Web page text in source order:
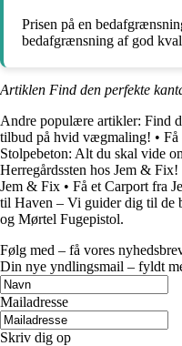
Prisen på en
bedafgrænsning af god
Artiklen Find den perfekte
Andre populære artikler: Find
tilbud på hvid vægmaling! • Få
Stolpebeton: Alt du skal vide
Herregårdssten hos Jem & Fix!
Jem & Fix • Få et Carport fra
til Haven – Vi guider dig til de
og Mørtel Fugepistol.
Følg med – få vores
Din nye yndlingsmail – fyldt
Mailadresse
Skriv dig op